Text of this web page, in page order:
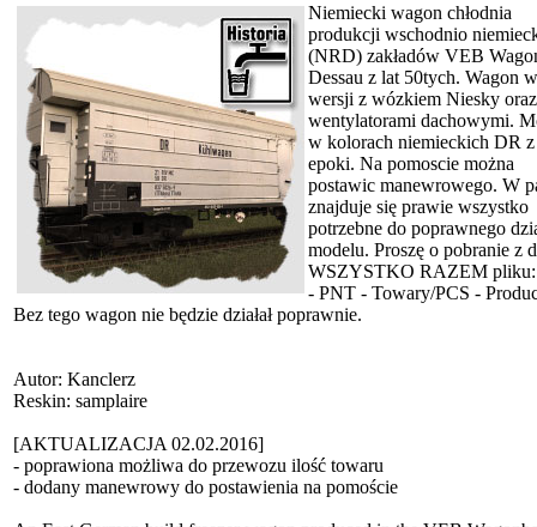
Niemiecki wagon chłodnia
produkcji wschodnio
(NRD) zakładów VEB
Dessau z lat 50tych. Wagon w
wersji z wózkiem Niesky oraz
wentylatorami dachowymi.
w kolorach niemieckich DR
epoki. Na pomoscie można
postawic manewrowego. W
znajduje się prawie wszystko
potrzebne do poprawnego
modelu. Proszę o pobranie z
WSZYSTKO RAZEM pliku:
- PNT - Towary/PCS -
Bez tego wagon nie będzie działał poprawnie.
Autor: Kanclerz
Reskin: samplaire
[AKTUALIZACJA 02.02.2016]
- poprawiona możliwa do przewozu ilość towaru
- dodany manewrowy do postawienia na pomoście